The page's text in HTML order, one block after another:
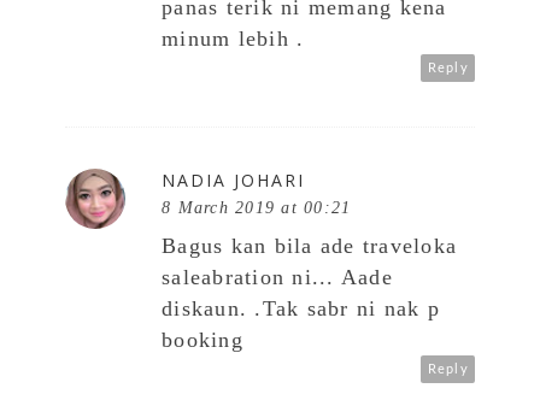
panas terik ni memang kena
minum lebih .
Reply
NADIA JOHARI
8 March 2019 at 00:21
Bagus kan bila ade traveloka
saleabration ni... Aade
diskaun. .Tak sabr ni nak p
booking
Reply